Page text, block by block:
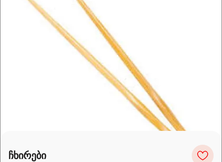
OpenFreeMap OpenMapTiles
მარშრუტის დაგეგმვა
ჩხირები